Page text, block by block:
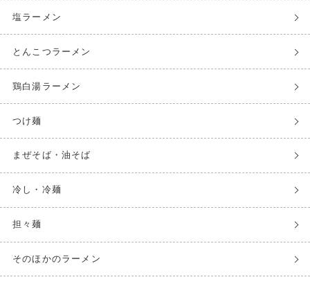
塩ラーメン
とんこつラーメン
鶏白湯ラーメン
つけ麺
まぜそば・油そば
冷し・冷麺
担々麺
そのほかのラーメン